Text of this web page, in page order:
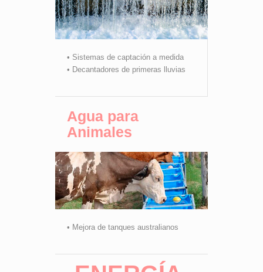
• Sistemas de captación a medida
• Decantadores de primeras lluvias
Agua para
Animales
• Mejora de tanques australianos